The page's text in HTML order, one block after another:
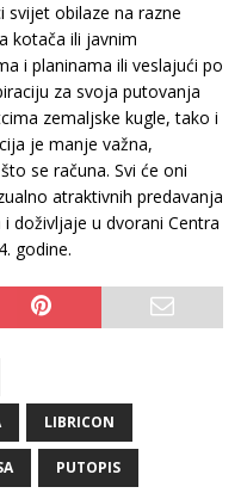
svijet obilaze na razne
kotača ili javnim
i planinama ili veslajući po
za svoja putovanja
zemaljske kugle, tako i
je manje važna,
se računa. Svi će oni
atraktivnih predavanja
doživljaje u dvorani Centra
godine.
LIBRICON
PUTOPIS